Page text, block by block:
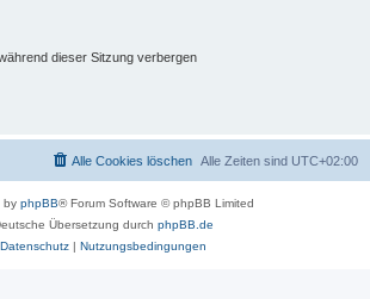
dieser Sitzung verbergen
Alle Zeiten sind UTC+02:00
Alle Cookies löschen
by phpBB® Forum Software © phpBB Limited
Übersetzung durch phpBB.de
Datenschutz| Nutzungsbedingungen